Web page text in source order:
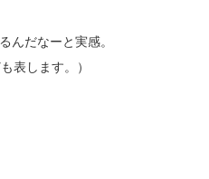
んだなーと実感。
表します。）